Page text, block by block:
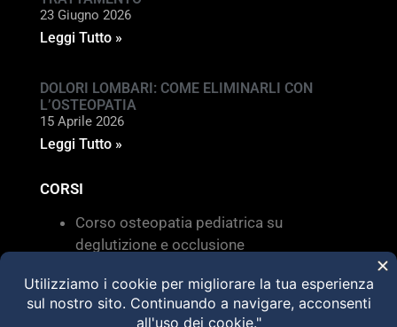
23 Giugno 2026
Leggi Tutto »
DOLORI LOMBARI: COME ELIMINARLI CON
L’OSTEOPATIA
15 Aprile 2026
Leggi Tutto »
CORSI
Corso osteopatia pediatrica su
deglutizione e occlusione
disfunzioni dei sistemi di movimento –
Torino 28 MARZO 2026